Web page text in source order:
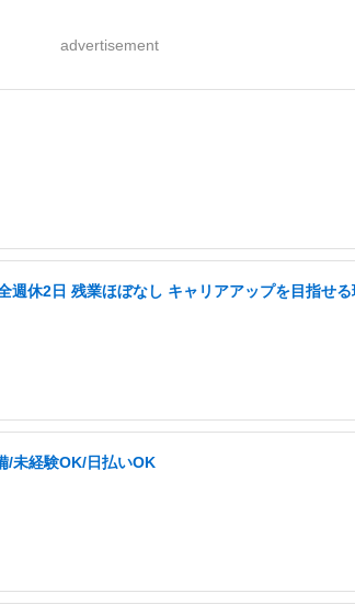
advertisement
週休2日 残業ほぼなし キャリアアップを目指せ
/未経験OK/日払いOK